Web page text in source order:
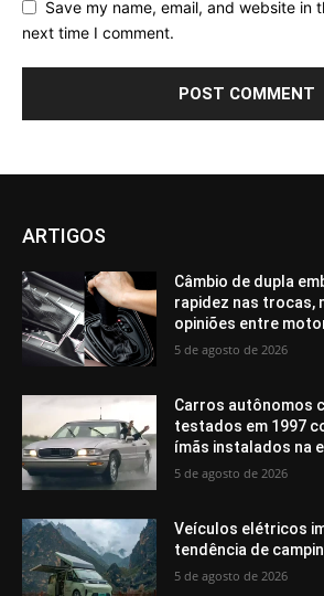
Save my name, email, and website in
next time I comment.
ARTIGOS
Câmbio de dupla
rapidez nas trocas,
opiniões entre
5 de agosto de 2026
Carros autônomos
testados em 1997
ímãs instalados na
5 de agosto de 2026
Veículos elétricos
tendência de
5 de agosto de 2026